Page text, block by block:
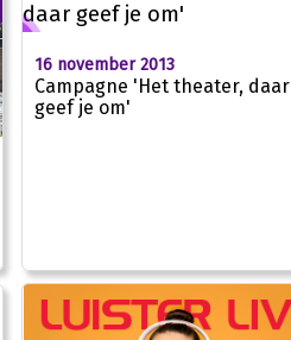
16 november 2013
Campagne 'Het theater, daar
geef je om'